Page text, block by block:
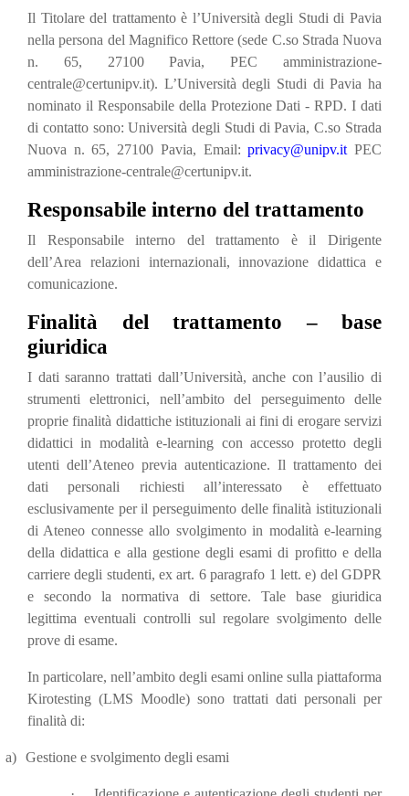
Il Titolare del trattamento è l’Università degli Studi di Pavia
nella persona del Magnifico Rettore (sede C.so Strada Nuova
n. 65, 27100 Pavia, PEC amministrazione-
centrale@certunipv.it). L’Università degli Studi di Pavia ha
nominato il Responsabile della Protezione Dati - RPD. I dati
di contatto sono: Università degli Studi di Pavia, C.so Strada
Nuova n. 65, 27100 Pavia, Email:privacy@unipv.it PEC
amministrazione-centrale@certunipv.it.
Responsabile interno del trattamento
Il Responsabile interno del trattamento è il Dirigente
dell’Area relazioni internazionali, innovazione didattica e
comunicazione.
Finalità del trattamento – base
giuridica
I dati saranno trattati dall’Università, anche con l’ausilio di
strumenti elettronici, nell’ambito del perseguimento delle
proprie finalità didattiche istituzionali ai fini di erogare servizi
didattici in modalità e-learning con accesso protetto degli
utenti dell’Ateneo previa autenticazione. Il trattamento dei
dati personali richiesti all’interessato è effettuato
esclusivamente per il perseguimento delle finalità istituzionali
di Ateneo connesse allo svolgimento in modalità e-learning
della didattica e alla gestione degli esami di profitto e della
carriere degli studenti, ex art. 6 paragrafo 1 lett. e) del GDPR
e secondo la normativa di settore. Tale base giuridica
legittima eventuali controlli sul regolare svolgimento delle
prove di esame.
In particolare, nell’ambito degli esami online sulla piattaforma
Kirotesting (LMS Moodle) sono trattati dati personali per
finalità di:
a) Gestione e svolgimento degli esami